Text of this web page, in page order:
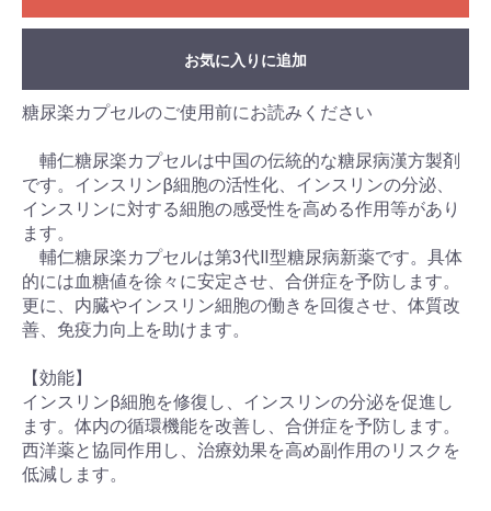
お気に入りに追加
糖尿楽カプセルのご使用前にお読みください
輔仁糖尿楽カプセルは中国の伝統的な糖尿病漢方製剤
です。インスリンβ細胞の活性化、インスリンの分泌、
インスリンに対する細胞の感受性を高める作用等があり
ます。
輔仁糖尿楽カプセルは第3代Ⅱ型糖尿病新薬です。具体
的には血糖値を徐々に安定させ、合併症を予防します。
更に、内臓やインスリン細胞の働きを回復させ、体質改
善、免疫力向上を助けます。
【効能】
インスリンβ細胞を修復し、インスリンの分泌を促進し
ます。体内の循環機能を改善し、合併症を予防します。
西洋薬と協同作用し、治療効果を高め副作用のリスクを
低減します。